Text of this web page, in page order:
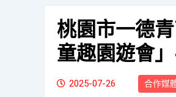
桃園市一德
童趣園遊會
2025-07-26 合作媒